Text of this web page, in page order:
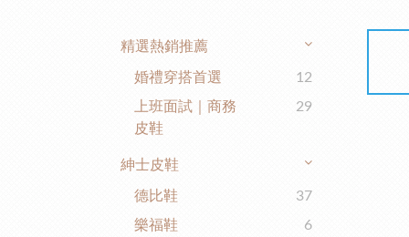
精選熱銷推薦
婚禮穿搭首選
12
上班面試｜商務
皮鞋
29
紳士皮鞋
德比鞋
37
樂福鞋
6